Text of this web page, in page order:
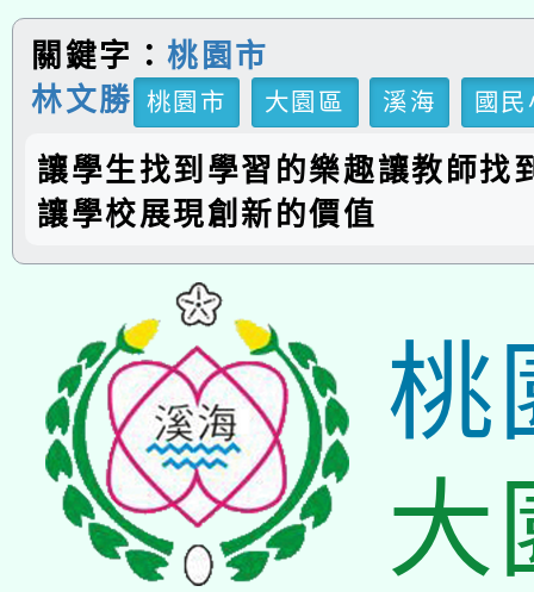
關鍵字：桃園市
林文勝
桃園市 大園區 溪海 國
讓學生找到學習的樂趣讓教師找
讓學校展現創新的價值
桃
大